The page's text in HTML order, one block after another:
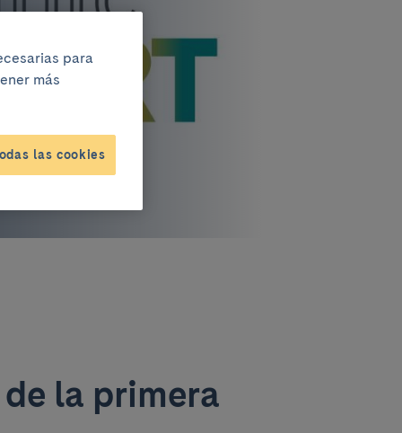
la primera
para
más
las cookies